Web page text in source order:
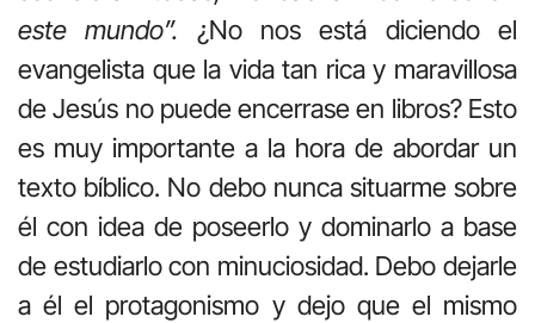
este mundo”. ¿No nos está diciendo el
evangelista que la vida tan rica y maravillosa
de Jesús no puede encerrase en libros? Esto
es muy importante a la hora de abordar un
texto bíblico. No debo nunca situarme sobre
él con idea de poseerlo y dominarlo a base
de estudiarlo con minuciosidad. Debo dejarle
a él el protagonismo y dejo que el mismo